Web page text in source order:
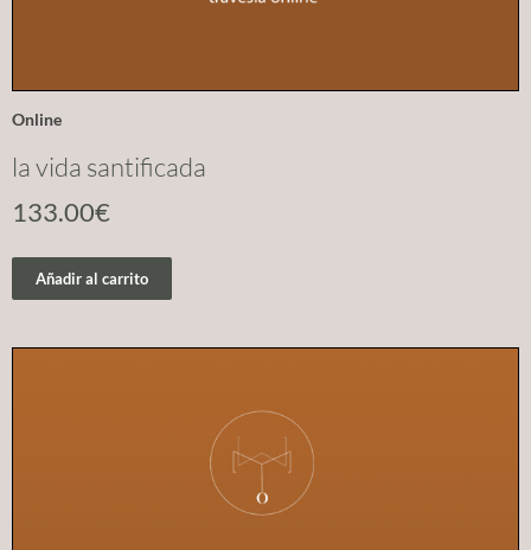
Online
la vida santificada
133.00€
Añadir al carrito